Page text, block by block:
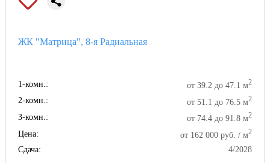
ЖК "Матрица", 8-я Радиальная
1-комн.: от 39.2 до 47.1 м2
2-комн.: от 51.1 до 76.5 м2
3-комн.: от 74.4 до 91.8 м2
Цена: от 162 000 руб. / м2
Сдача: 4/2028